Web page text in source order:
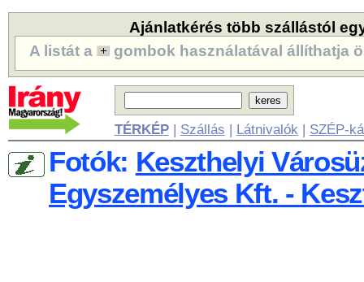
Ajánlatkérés több szállástól
A listát a
gombok használatával állíthatja
TÉRKÉP| Szállás | Látnivalók | SZÉP-
Fotók: Keszthelyi
Egyszemélyes Kft. -